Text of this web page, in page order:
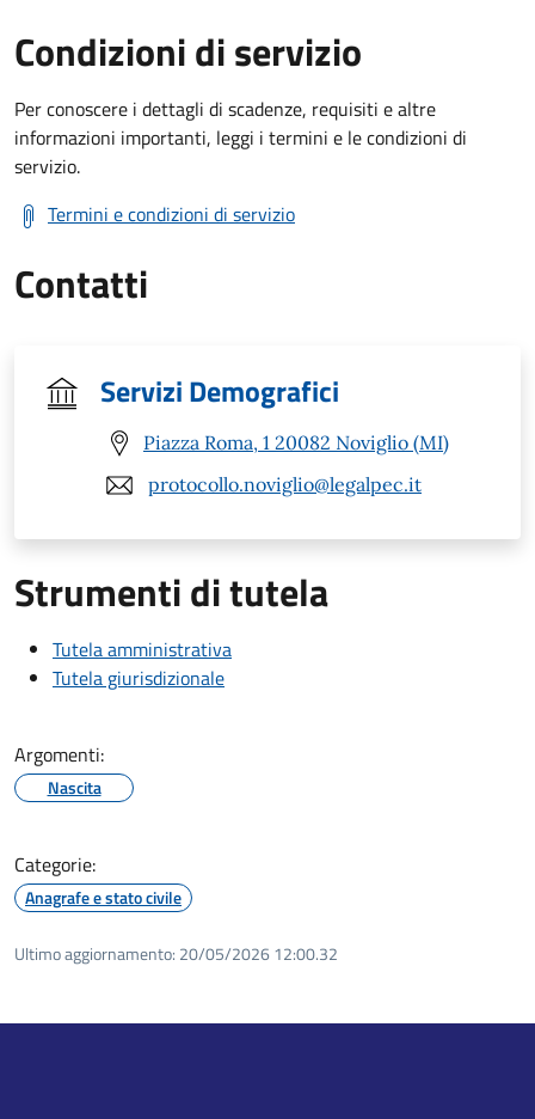
Condizioni di servizio
Per conoscere i dettagli di scadenze, requisiti e altre
informazioni importanti, leggi i termini e le condizioni di
servizio.
Termini e condizioni di servizio
Contatti
Servizi Demografici
Piazza Roma, 1 20082 Noviglio (MI)
protocollo.noviglio@legalpec.it
Strumenti di tutela
Tutela amministrativa
Tutela giurisdizionale
Argomenti:
Nascita
Categorie:
Anagrafe e stato civile
Ultimo aggiornamento: 20/05/2026 12:00.32